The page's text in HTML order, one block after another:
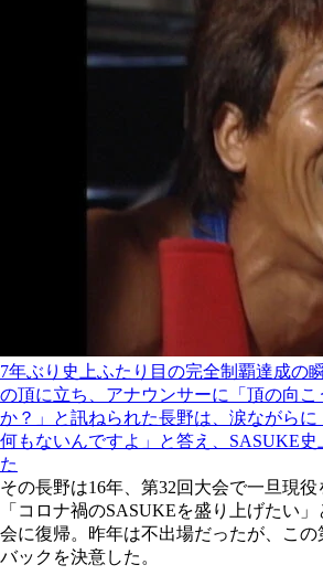
7年ぶり史上ふたり目の完全制覇達成の
の頂に立ち、アナウンサーに「頂の向
か？」と訊ねられた長野は、涙ながらに
何もないんですよ」と答え、SASUKE
た
その長野は16年、第32回大会で一旦現役
「コロナ禍のSASUKEを盛り上げたい
会に復帰。昨年は不出場だったが、この
バックを決意した。